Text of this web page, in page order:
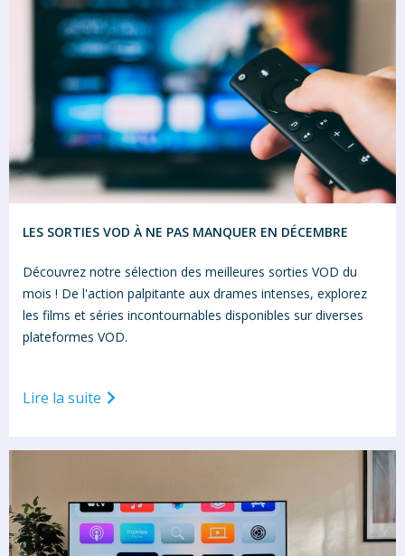
LES SORTIES VOD À NE PAS MANQUER EN DÉCEMBRE
Découvrez notre sélection des meilleures sorties VOD du
mois ! De l'action palpitante aux drames intenses, explorez
les films et séries incontournables disponibles sur diverses
plateformes VOD.
Lire la suite